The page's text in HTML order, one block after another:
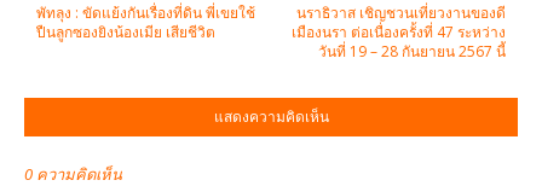
นราธิวาส เชิญชวนเที่ยวงานของดี
เมืองนรา ต่อเนื่องครั้งที่ 47 ระหว่าง
วันที่ 19 – 28 กันยายน 2567 นี้
พัทลุง : ขัดแย้งกันเรื่องที่ดิน พี่เขยใช้
ปืนลูกซองยิงน้องเมีย เสียชีวิต
แสดงความคิดเห็น
0 ความคิดเห็น